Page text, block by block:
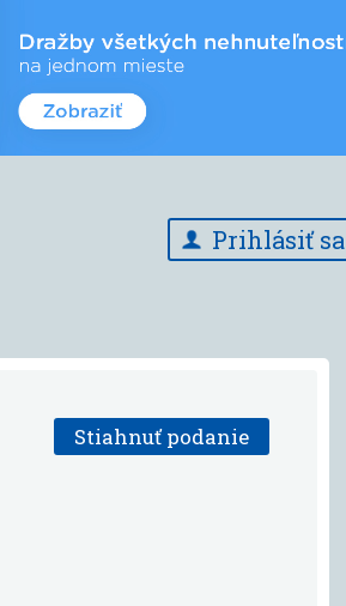
Prihlásiť sa
Stiahnuť podanie